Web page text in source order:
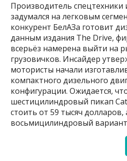
Производитель спецтехники
задумался на легковым
конкурент БелАЗа готовит
данным издания The Drive,
всерьёз намерена выйти на
грузовичков. Инсайдер
мотористы начали
компактного дизельного
конфигурации. Ожидается,
шестицилиндровый пикап
стоить от 59 тысяч долларов,
восьмицилиндровый